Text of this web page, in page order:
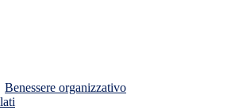
Benessere organizzativo